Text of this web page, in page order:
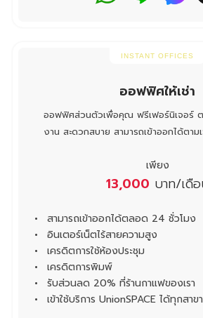
INSTANT OFFICES
ออฟฟิศให้เช่า
ออฟฟิศส่วนตัวเพื่อคุณ ฟรีเฟอร์นิเจอร์ ต
งาน สะดวกสบาย สามารถเข้าออกได้ตา
เพียง
13,000 บาท/เดื
สามารถเข้าออกได้ตลอด 24 ชั่วโมง
อินเตอร์เน็ตไร้สายความสูง
เครดิตการใช้ห้องประชุม
เครดิตการพิมพ์
รับส่วนลด 20% ที่ร้านกาแฟของเรา
เข้าใช้บริการ UnionSPACE ได้ทุกสาขา